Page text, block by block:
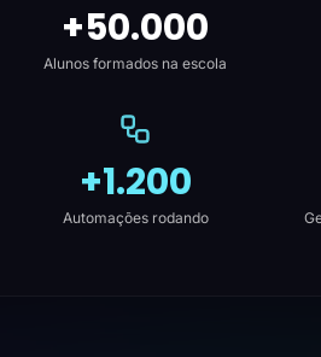
+50.000
Alunos formados na escola
+1.200
Automações rodando